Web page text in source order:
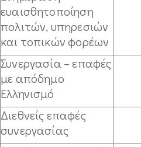
ευαισθητοποίηση
πολιτών, υπηρεσιών
και τοπικών φορέων
Συνεργασία – επαφές
με απόδημο
Ελληνισμό
Διεθνείς επαφές
συνεργασίας